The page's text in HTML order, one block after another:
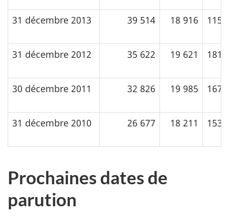
31 décembre 2013 39 514 18 916 115
31 décembre 2012 35 622 19 621 181
30 décembre 2011 32 826 19 985 167
31 décembre 2010 26 677 18 211 153
Prochaines dates de
parution